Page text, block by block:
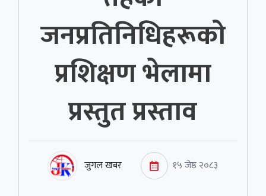
जनप्रतिनिधिहरूको
प्रशिक्षण भेलामा
प्रस्तुत प्रस्ताव
जुगल खबर १५ जेष्ठ २०८३